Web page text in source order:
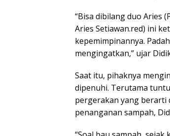
“Bisa dibilang duo Aries
Aries Setiawan.red) ini
kepemimpinannya.
mengingatkan,” ujar
Saat itu, pihaknya
dipenuhi. Terutama
pergerakan yang berarti
penanganan sampah,